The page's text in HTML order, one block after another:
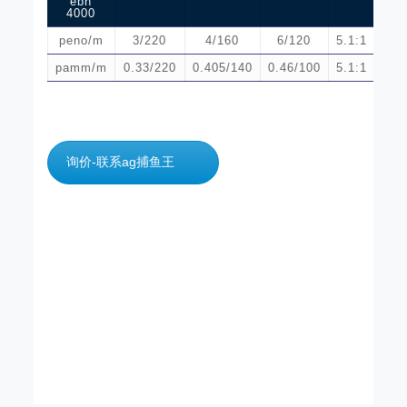
4000
peno/m
3/220 4/160 6/120
5.1:1
pamm/m
0.33/220 0.405/140 0.46/100 5.1:1
询价-联系ag捕鱼王